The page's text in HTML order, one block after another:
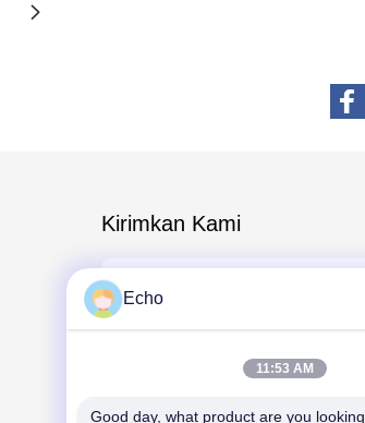
Kirimkan Kami
Echo
11:53 AM
Good day, what product are you looking